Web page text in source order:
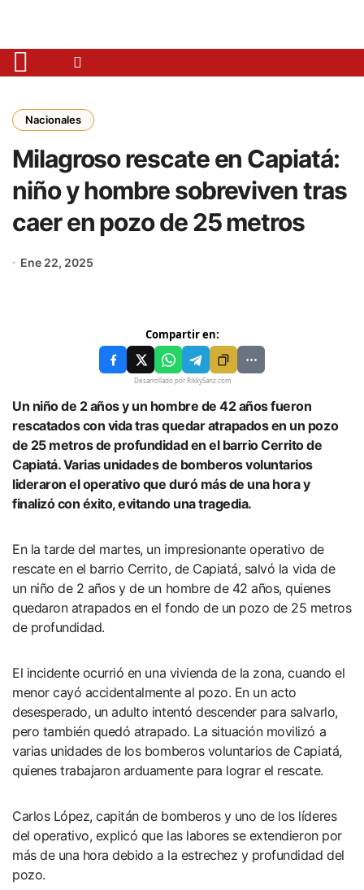
Nacionales
Milagroso rescate en Capiatá:
niño y hombre sobreviven tras
caer en pozo de 25 metros
Ene 22, 2025
Compartir en:
Desarrollado por RikkySanz.com
Un niño de 2 años y un hombre de 42 años fueron
rescatados con vida tras quedar atrapados en un pozo
de 25 metros de profundidad en el barrio Cerrito de
Capiatá. Varias unidades de bomberos voluntarios
lideraron el operativo que duró más de una hora y
finalizó con éxito, evitando una tragedia.
En la tarde del martes, un impresionante operativo de
rescate en el barrio Cerrito, de Capiatá, salvó la vida de
un niño de 2 años y de un hombre de 42 años, quienes
quedaron atrapados en el fondo de un pozo de 25 metros
de profundidad.
El incidente ocurrió en una vivienda de la zona, cuando el
menor cayó accidentalmente al pozo. En un acto
desesperado, un adulto intentó descender para salvarlo,
pero también quedó atrapado. La situación movilizó a
varias unidades de los bomberos voluntarios de Capiatá,
quienes trabajaron arduamente para lograr el rescate.
Carlos López, capitán de bomberos y uno de los líderes
del operativo, explicó que las labores se extendieron por
más de una hora debido a la estrechez y profundidad del
pozo.